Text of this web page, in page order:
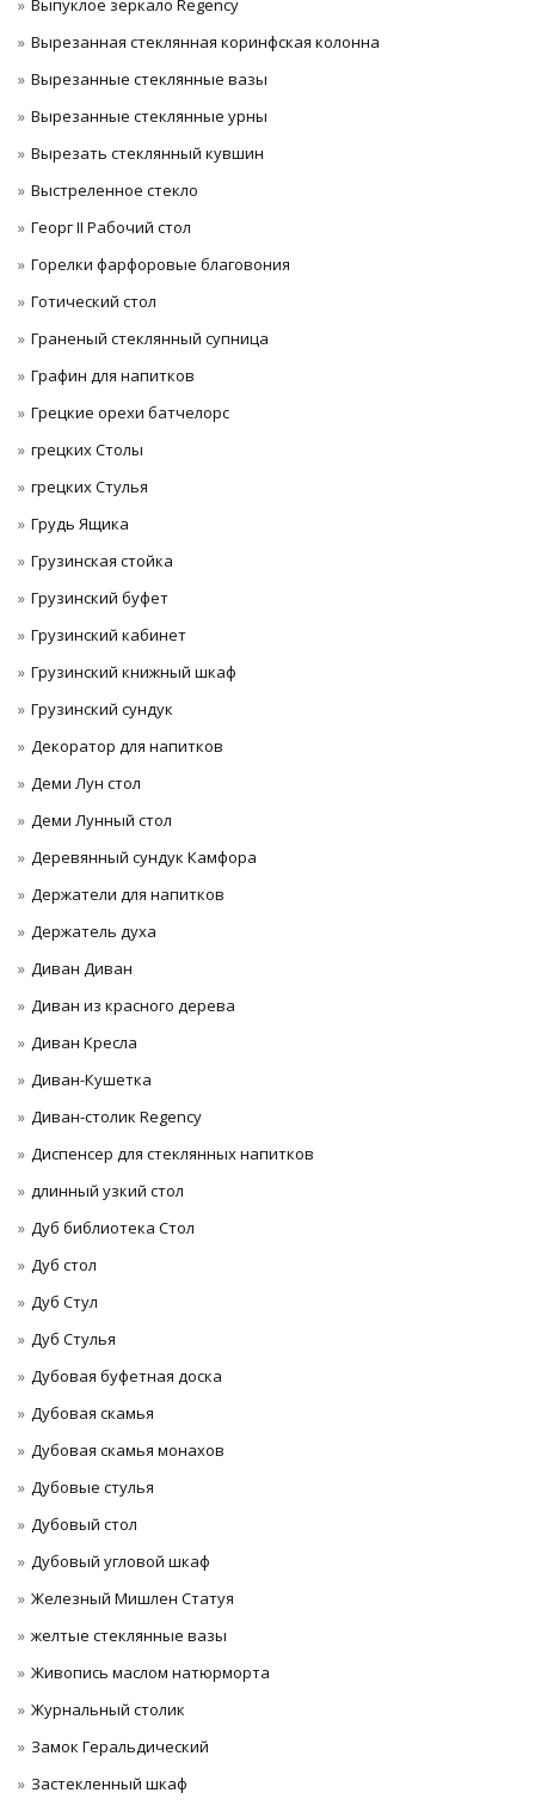
Выпуклое зеркало Regency
Вырезанная стеклянная коринфская колонна
Вырезанные стеклянные вазы
Вырезанные стеклянные урны
Вырезать стеклянный кувшин
Выстреленное стекло
Георг II Рабочий стол
Горелки фарфоровые благовония
Готический стол
Граненый стеклянный супница
Графин для напитков
Грецкие орехи батчелорс
грецких Столы
грецких Стулья
Грудь Ящика
Грузинская стойка
Грузинский буфет
Грузинский кабинет
Грузинский книжный шкаф
Грузинский сундук
Декоратор для напитков
Деми Лун стол
Деми Лунный стол
Деревянный сундук Камфора
Держатели для напитков
Держатель духа
Диван Диван
Диван из красного дерева
Диван Кресла
Диван-Кушетка
Диван-столик Regency
Диспенсер для стеклянных напитков
длинный узкий стол
Дуб библиотека Стол
Дуб стол
Дуб Стул
Дуб Стулья
Дубовая буфетная доска
Дубовая скамья
Дубовая скамья монахов
Дубовые стулья
Дубовый стол
Дубовый угловой шкаф
Железный Мишлен Статуя
желтые стеклянные вазы
Живопись маслом натюрморта
Журнальный столик
Замок Геральдический
Застекленный шкаф